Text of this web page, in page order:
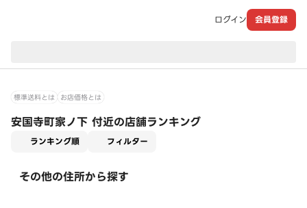
ログイン 会員登録
標準送料とは お店価格とは
安国寺町家ノ下 付近の店舗ランキング
ランキング順 フィルター
その他の住所から探す